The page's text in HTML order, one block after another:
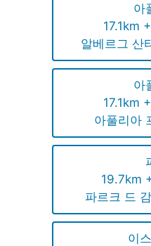
아
17.1km
알베르그 산
아
17.1km
아풀리아
19.7km
파르크 드
이